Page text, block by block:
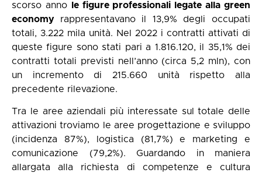
scorso anno
le figure professionali legate alla green
economy rappresentavano il 13,9% degli occupati
totali, 3.222 mila unità. Nel 2022 i contratti attivati di
queste figure sono stati pari a 1.816.120, il 35,1% dei
contratti totali previsti nell’anno (circa 5,2 mln), con
un incremento di 215.660 unità rispetto alla
precedente rilevazione.
Tra le aree aziendali più interessate sul totale delle
attivazioni troviamo le aree progettazione e sviluppo
(incidenza 87%), logistica (81,7%) e marketing e
comunicazione (79,2%). Guardando in maniera
allargata alla richiesta di competenze e cultura